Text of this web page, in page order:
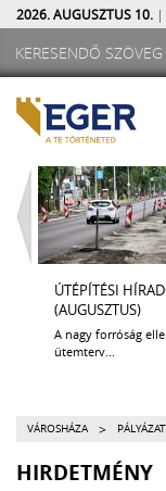
2026. AUGUSZTUS 10. |
ÚTÉPÍTÉSI
(AUGUSZTUS)
A nagy forróság
ütemterv...
VÁROSHÁZA >
HIRDETMÉNY